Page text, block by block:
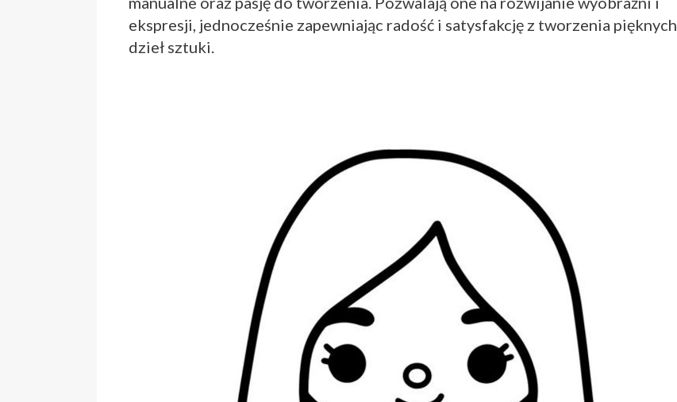
ekspresji, jednocześnie zapewniając radość i satysfakcję z tworzenia pięknych
dzieł sztuki.